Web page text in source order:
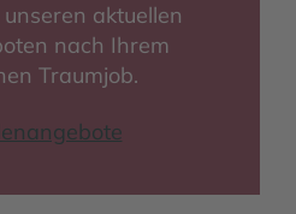
aktuellen
nach Ihrem
Traumjob.